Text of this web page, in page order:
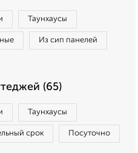
Таунхаусы
Из сип панелей
(65)
Таунхаусы
срок Посуточно